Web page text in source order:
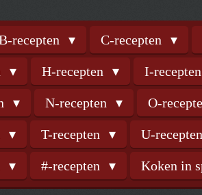
recepten C-recepten
H-recepten I-recepten
N-recepten O-
T-recepten U-recepten
#-recepten Koken in